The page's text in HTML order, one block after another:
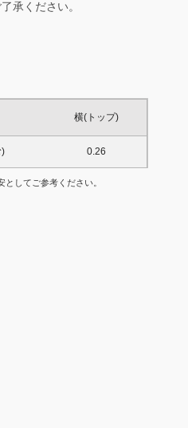
承ください。
横(トップ)
) 0.26
してご参考ください。